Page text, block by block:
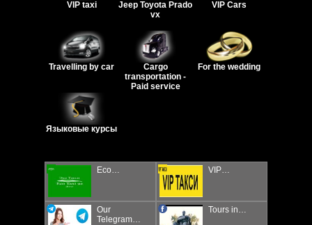
VIP taxi
Jeep Toyota Prado
vx
VIP Cars
Travelling by car
Cargo
transportation -
Paid service
For the wedding
Языковые курсы
Eco… VIP…
Our
Telegram…
Tours in…